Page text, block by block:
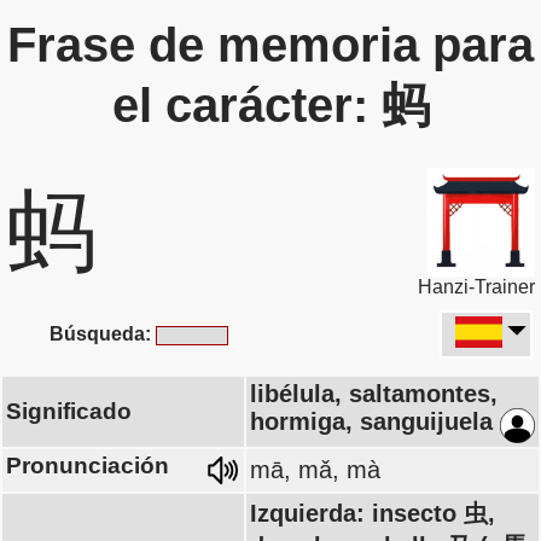
Frase de memoria para
el carácter: 蚂
蚂
Hanzi-Trainer
Búsqueda:
Significado
libélula, saltamontes,
hormiga, sanguijuela
Pronunciación
mā, mǎ, mà
Izquierda: insecto 虫,